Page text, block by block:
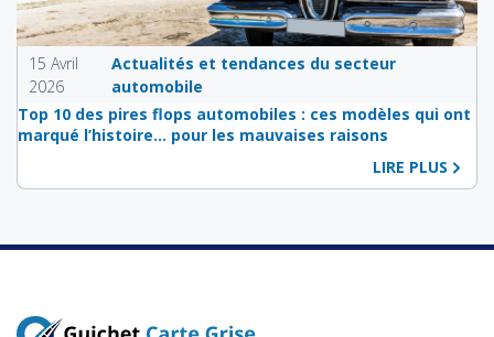
15 Avril
2026
Actualités et tendances du secteur
automobile
Top 10 des pires flops automobiles : ces modèles qui ont
marqué l’histoire… pour les mauvaises raisons
LIRE PLUS